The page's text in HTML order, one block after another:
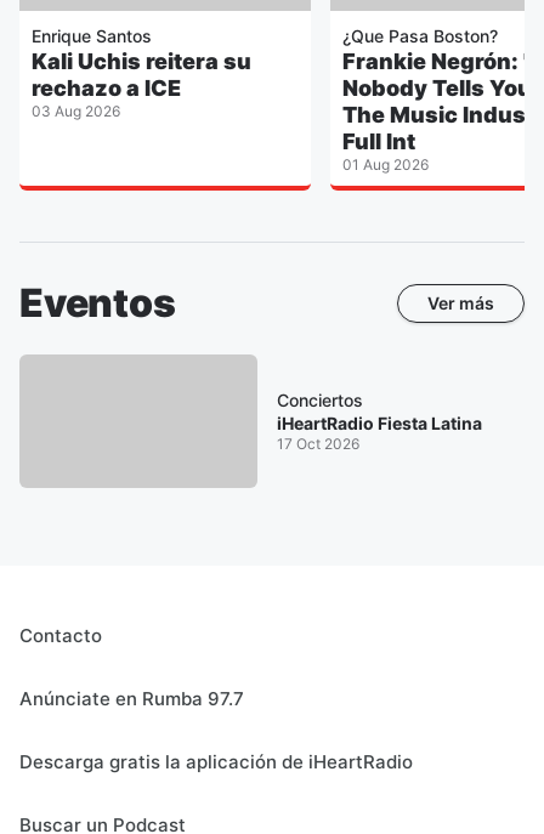
Enrique Santos
Kali Uchis reitera su
rechazo a ICE
03 Aug 2026
¿Que Pasa Boston?
Frankie Negrón:
Nobody Tells You
The Music
Full Int
01 Aug 2026
Eventos Ver más
Conciertos
iHeartRadio Fiesta Latina
17 Oct 2026
Contacto
Anúnciate en Rumba 97.7
Descarga gratis la aplicación de iHeartRadio
Buscar un Podcast